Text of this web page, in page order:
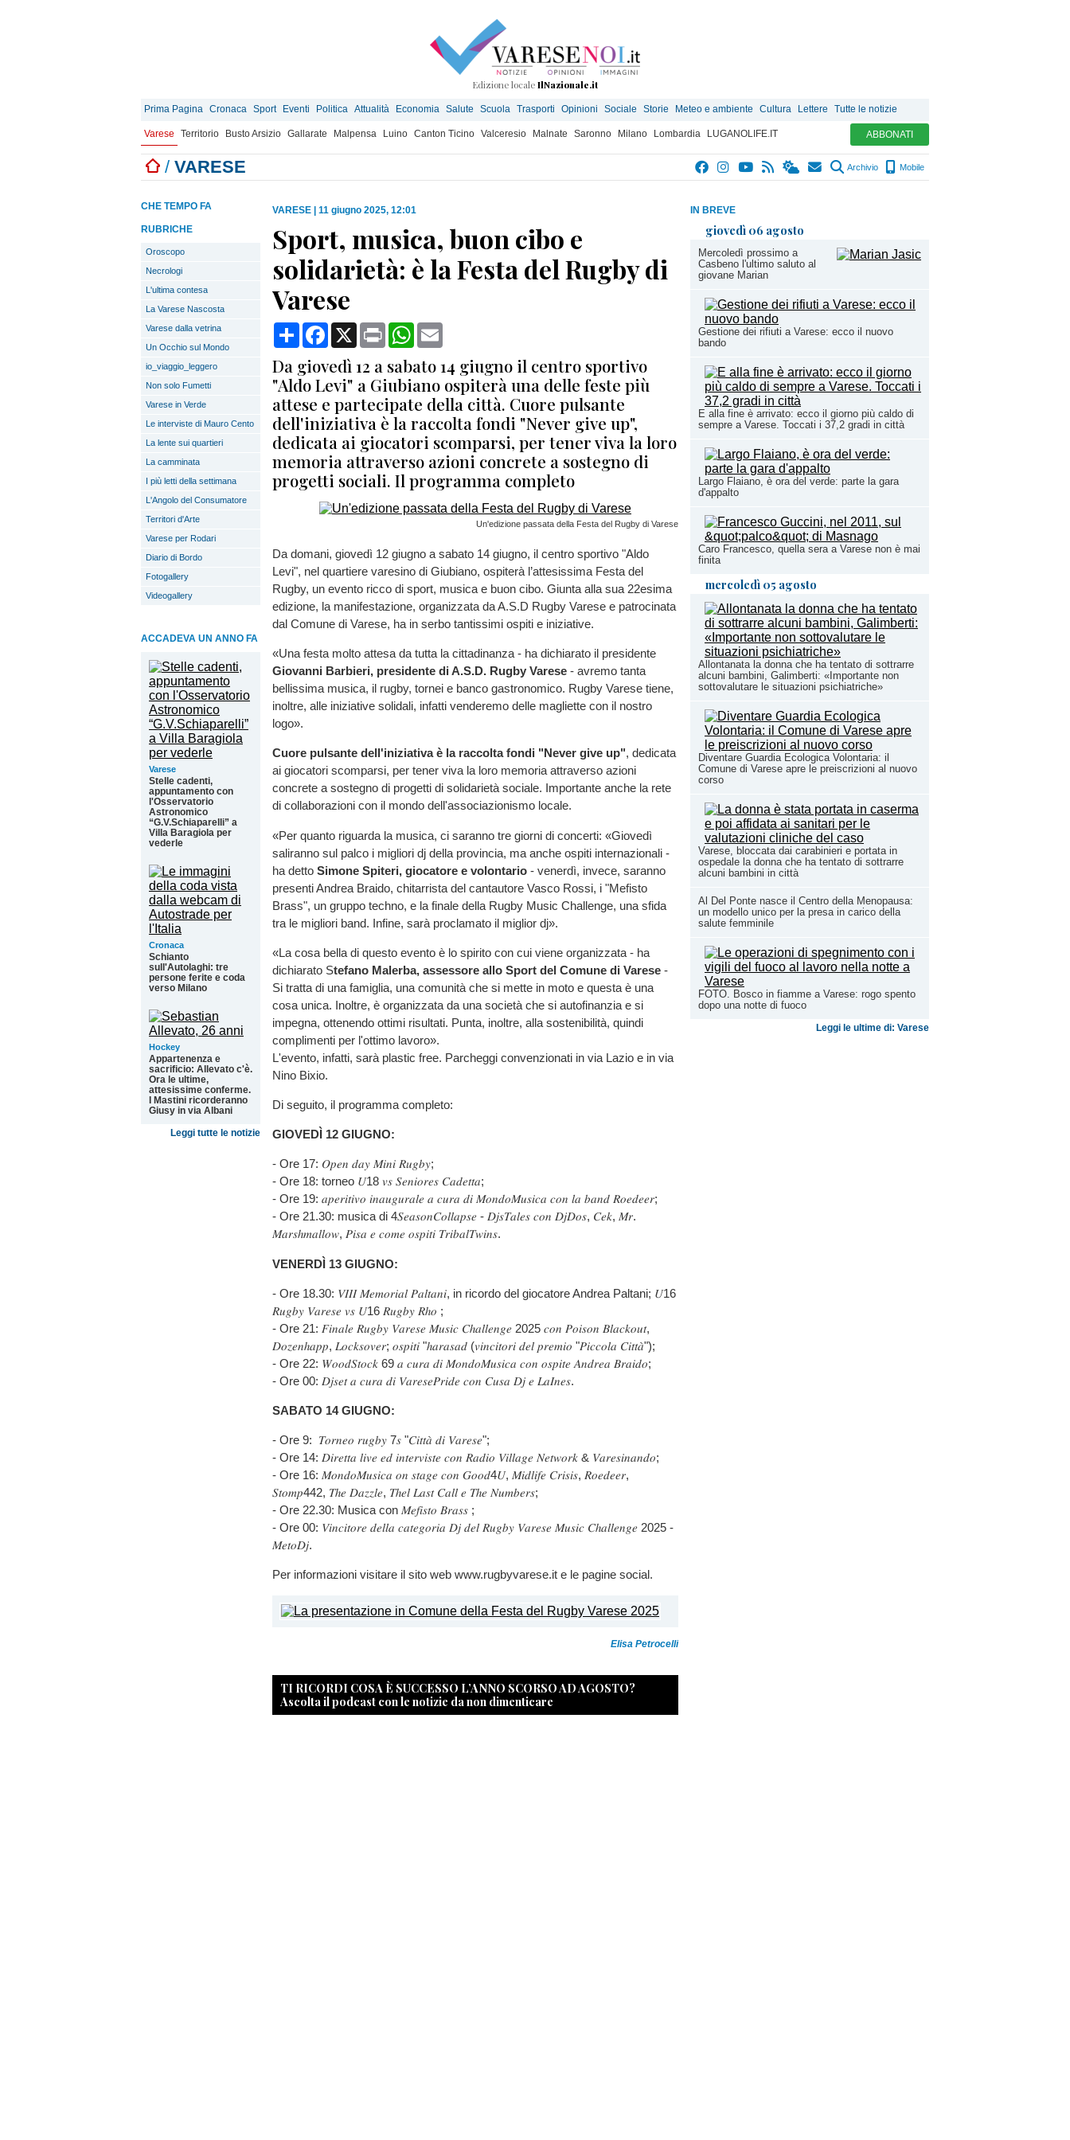
Edizione locale IlNazionale.it
Prima Pagina Cronaca Sport Eventi Politica Attualità Economia Salute Scuola Trasporti Opinioni Sociale Storie Meteo e ambiente Cultura Lettere Tutte le notizie
Varese Territorio Busto Arsizio Gallarate Malpensa Luino Canton Ticino Valceresio Malnate Saronno Milano Lombardia LUGANOLIFE.IT ABBONATI
/ VARESE Archivio Mobile
IN BREVE
giovedì 06 agosto
Mercoledì prossimo a
Casbeno l'ultimo saluto al
giovane Marian
Gestione dei rifiuti a Varese: ecco il nuovo
bando
E alla fine è arrivato: ecco il giorno più caldo di
sempre a Varese. Toccati i 37,2 gradi in città
Largo Flaiano, è ora del verde: parte la gara
d'appalto
Caro Francesco, quella sera a Varese non è mai
finita
mercoledì 05 agosto
Allontanata la donna che ha tentato di sottrarre
alcuni bambini, Galimberti: «Importante non
sottovalutare le situazioni psichiatriche»
Diventare Guardia Ecologica Volontaria: il
Comune di Varese apre le preiscrizioni al nuovo
corso
Varese, bloccata dai carabinieri e portata in
ospedale la donna che ha tentato di sottrarre
alcuni bambini in città
Al Del Ponte nasce il Centro della Menopausa:
un modello unico per la presa in carico della
salute femminile
FOTO. Bosco in fiamme a Varese: rogo spento
dopo una notte di fuoco
Leggi le ultime di: Varese
CHE TEMPO FA
RUBRICHE
Oroscopo
Necrologi
L'ultima contesa
La Varese Nascosta
Varese dalla vetrina
Un Occhio sul Mondo
io_viaggio_leggero
Non solo Fumetti
Varese in Verde
Le interviste di Mauro Cento
La lente sui quartieri
La camminata
I più letti della settimana
L'Angolo del Consumatore
Territori d'Arte
Varese per Rodari
Diario di Bordo
Fotogallery
Videogallery
ACCADEVA UN ANNO FA
Varese
Stelle cadenti,
appuntamento con
l'Osservatorio
Astronomico
“G.V.Schiaparelli” a
Villa Baragiola per
vederle
Cronaca
Schianto
sull'Autolaghi: tre
persone ferite e coda
verso Milano
Hockey
Appartenenza e
sacrificio: Allevato c'è.
Ora le ultime,
attesissime conferme.
I Mastini ricorderanno
Giusy in via Albani
Leggi tutte le notizie
VARESE 11 giugno 2025, 12:01
Sport, musica, buon cibo e
solidarietà: è la Festa del Rugby di
Varese
CondividiFacebook
X Print WhatsApp
Da giovedì 12 a sabato 14 giugno il centro sportivo
"Aldo Levi" a Giubiano ospiterà una delle feste più
attese e partecipate della città. Cuore pulsante
dell'iniziativa è la raccolta fondi "Never give up",
dedicata ai giocatori scomparsi, per tener viva la loro
memoria attraverso azioni concrete a sostegno di
progetti sociali. Il programma completo
Un'edizione passata della Festa del Rugby di Varese
Da domani, giovedì 12 giugno a sabato 14 giugno, il centro sportivo "Aldo
Levi", nel quartiere varesino di Giubiano, ospiterà l’attesissima Festa del
Rugby, un evento ricco di sport, musica e buon cibo. Giunta alla sua 22esima
edizione, la manifestazione, organizzata da A.S.D Rugby Varese e patrocinata
dal Comune di Varese, ha in serbo tantissimi ospiti e iniziative.
«Una festa molto attesa da tutta la cittadinanza - ha dichiarato il presidente
Giovanni Barbieri, presidente di A.S.D. Rugby Varese - avremo tanta
bellissima musica, il rugby, tornei e banco gastronomico. Rugby Varese tiene,
inoltre, alle iniziative solidali, infatti venderemo delle magliette con il nostro
logo».
Cuore pulsante dell'iniziativa è la raccolta fondi "Never give up", dedicata
ai giocatori scomparsi, per tener viva la loro memoria attraverso azioni
concrete a sostegno di progetti di solidarietà sociale. Importante anche la rete
di collaborazioni con il mondo dell'associazionismo locale.
«Per quanto riguarda la musica, ci saranno tre giorni di concerti: «Giovedì
saliranno sul palco i migliori dj della provincia, ma anche ospiti internazionali -
ha detto Simone Spiteri, giocatore e volontario - venerdì, invece, saranno
presenti Andrea Braido, chitarrista del cantautore Vasco Rossi, i "Mefisto
Brass", un gruppo techno, e la finale della Rugby Music Challenge, una sfida
tra le migliori band. Infine, sarà proclamato il miglior dj».
«La cosa bella di questo evento è lo spirito con cui viene organizzata - ha
dichiarato Stefano Malerba, assessore allo Sport del Comune di Varese -
Si tratta di una famiglia, una comunità che si mette in moto e questa è una
cosa unica. Inoltre, è organizzata da una società che si autofinanzia e si
impegna, ottenendo ottimi risultati. Punta, inoltre, alla sostenibilità, quindi
complimenti per l'ottimo lavoro».
L'evento, infatti, sarà plastic free. Parcheggi convenzionati in via Lazio e in via
Nino Bixio.
Di seguito, il programma completo:
GIOVEDÌ 12 GIUGNO:
- Ore 17: 𝑂𝑝𝑒𝑛 𝑑𝑎𝑦 𝑀𝑖𝑛𝑖 𝑅𝑢𝑔𝑏𝑦;
- Ore 18: torneo 𝑈18 𝑣𝑠 𝑆𝑒𝑛𝑖𝑜𝑟𝑒𝑠 𝐶𝑎𝑑𝑒𝑡𝑡𝑎;
- Ore 19: 𝑎𝑝𝑒𝑟𝑖𝑡𝑖𝑣𝑜 𝑖𝑛𝑎𝑢𝑔𝑢𝑟𝑎𝑙𝑒 𝑎 𝑐𝑢𝑟𝑎 𝑑𝑖 𝑀𝑜𝑛𝑑𝑜𝑀𝑢𝑠𝑖𝑐𝑎 𝑐𝑜𝑛 𝑙𝑎 𝑏𝑎𝑛𝑑 𝑅𝑜𝑒𝑑𝑒𝑒𝑟;
- Ore 21.30: musica di 4𝑆𝑒𝑎𝑠𝑜𝑛𝐶𝑜𝑙𝑙𝑎𝑝𝑠𝑒 - 𝐷𝑗𝑠𝑇𝑎𝑙𝑒𝑠 𝑐𝑜𝑛 𝐷𝑗𝐷𝑜𝑠, 𝐶𝑒𝑘, 𝑀𝑟.
𝑀𝑎𝑟𝑠ℎ𝑚𝑎𝑙𝑙𝑜𝑤, 𝑃𝑖𝑠𝑎 𝑒 𝑐𝑜𝑚𝑒 𝑜𝑠𝑝𝑖𝑡𝑖 𝑇𝑟𝑖𝑏𝑎𝑙𝑇𝑤𝑖𝑛𝑠.
VENERDÌ 13 GIUGNO:
- Ore 18.30: 𝑉𝐼𝐼𝐼 𝑀𝑒𝑚𝑜𝑟𝑖𝑎𝑙 𝑃𝑎𝑙𝑡𝑎𝑛𝑖, in ricordo del giocatore Andrea Paltani; 𝑈16
𝑅𝑢𝑔𝑏𝑦 𝑉𝑎𝑟𝑒𝑠𝑒 𝑣𝑠 𝑈16 𝑅𝑢𝑔𝑏𝑦 𝑅ℎ𝑜 ;
- Ore 21: 𝐹𝑖𝑛𝑎𝑙𝑒 𝑅𝑢𝑔𝑏𝑦 𝑉𝑎𝑟𝑒𝑠𝑒 𝑀𝑢𝑠𝑖𝑐 𝐶ℎ𝑎𝑙𝑙𝑒𝑛𝑔𝑒 2025 𝑐𝑜𝑛 𝑃𝑜𝑖𝑠𝑜𝑛 𝐵𝑙𝑎𝑐𝑘𝑜𝑢𝑡,
𝐷𝑜𝑧𝑒𝑛ℎ𝑎𝑝𝑝, 𝐿𝑜𝑐𝑘𝑠𝑜𝑣𝑒𝑟; 𝑜𝑠𝑝𝑖𝑡𝑖 "ℎ𝑎𝑟𝑎𝑠𝑎𝑑 (𝑣𝑖𝑛𝑐𝑖𝑡𝑜𝑟𝑖 𝑑𝑒𝑙 𝑝𝑟𝑒𝑚𝑖𝑜 "𝑃𝑖𝑐𝑐𝑜𝑙𝑎 𝐶𝑖𝑡𝑡𝑎̀");
- Ore 22: 𝑊𝑜𝑜𝑑𝑆𝑡𝑜𝑐𝑘 69 𝑎 𝑐𝑢𝑟𝑎 𝑑𝑖 𝑀𝑜𝑛𝑑𝑜𝑀𝑢𝑠𝑖𝑐𝑎 𝑐𝑜𝑛 𝑜𝑠𝑝𝑖𝑡𝑒 𝐴𝑛𝑑𝑟𝑒𝑎 𝐵𝑟𝑎𝑖𝑑𝑜;
- Ore 00: 𝐷𝑗𝑠𝑒𝑡 𝑎 𝑐𝑢𝑟𝑎 𝑑𝑖 𝑉𝑎𝑟𝑒𝑠𝑒𝑃𝑟𝑖𝑑𝑒 𝑐𝑜𝑛 𝐶𝑢𝑠𝑎 𝐷𝑗 𝑒 𝐿𝑎𝐼𝑛𝑒𝑠.
SABATO 14 GIUGNO:
- Ore 9: 𝑇𝑜𝑟𝑛𝑒𝑜 𝑟𝑢𝑔𝑏𝑦 7𝑠 "𝐶𝑖𝑡𝑡𝑎̀ 𝑑𝑖 𝑉𝑎𝑟𝑒𝑠𝑒";
- Ore 14: 𝐷𝑖𝑟𝑒𝑡𝑡𝑎 𝑙𝑖𝑣𝑒 𝑒𝑑 𝑖𝑛𝑡𝑒𝑟𝑣𝑖𝑠𝑡𝑒 𝑐𝑜𝑛 𝑅𝑎𝑑𝑖𝑜 𝑉𝑖𝑙𝑙𝑎𝑔𝑒 𝑁𝑒𝑡𝑤𝑜𝑟𝑘 & 𝑉𝑎𝑟𝑒𝑠𝑖𝑛𝑎𝑛𝑑𝑜;
- Ore 16: 𝑀𝑜𝑛𝑑𝑜𝑀𝑢𝑠𝑖𝑐𝑎 𝑜𝑛 𝑠𝑡𝑎𝑔𝑒 𝑐𝑜𝑛 𝐺𝑜𝑜𝑑4𝑈, 𝑀𝑖𝑑𝑙𝑖𝑓𝑒 𝐶𝑟𝑖𝑠𝑖𝑠, 𝑅𝑜𝑒𝑑𝑒𝑒𝑟,
𝑆𝑡𝑜𝑚𝑝442, 𝑇ℎ𝑒 𝐷𝑎𝑧𝑧𝑙𝑒, 𝑇ℎ𝑒𝑙 𝐿𝑎𝑠𝑡 𝐶𝑎𝑙𝑙 𝑒 𝑇ℎ𝑒 𝑁𝑢𝑚𝑏𝑒𝑟𝑠;
- Ore 22.30: Musica con 𝑀𝑒𝑓𝑖𝑠𝑡𝑜 𝐵𝑟𝑎𝑠𝑠 ;
- Ore 00: 𝑉𝑖𝑛𝑐𝑖𝑡𝑜𝑟𝑒 𝑑𝑒𝑙𝑙𝑎 𝑐𝑎𝑡𝑒𝑔𝑜𝑟𝑖𝑎 𝐷𝑗 𝑑𝑒𝑙 𝑅𝑢𝑔𝑏𝑦 𝑉𝑎𝑟𝑒𝑠𝑒 𝑀𝑢𝑠𝑖𝑐 𝐶ℎ𝑎𝑙𝑙𝑒𝑛𝑔𝑒 2025 -
𝑀𝑒𝑡𝑜𝐷𝑗.
Per informazioni visitare il sito web www.rugbyvarese.it e le pagine social.
Elisa Petrocelli
TI RICORDI COSA È SUCCESSO L’ANNO SCORSO AD AGOSTO?
Ascolta il podcast con le notizie da non dimenticare